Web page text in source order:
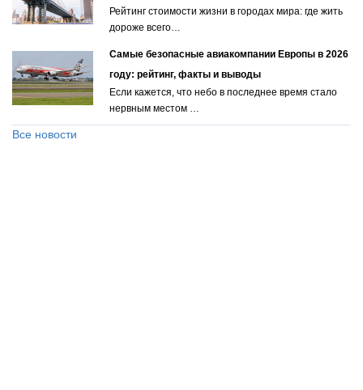
Рейтинг стоимости жизни в городах мира: где жить
дороже всего…
Самые безопасные авиакомпании Европы в 2026
году: рейтинг, факты и выводы
Если кажется, что небо в последнее время стало
нервным местом …
Все новости